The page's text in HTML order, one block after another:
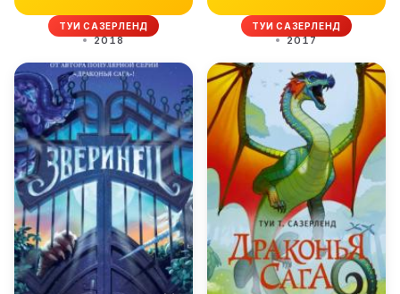
ТУИ САЗЕРЛЕНД
2018
ТУИ САЗЕРЛЕНД
2017